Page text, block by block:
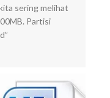
sering melihat
Partisi